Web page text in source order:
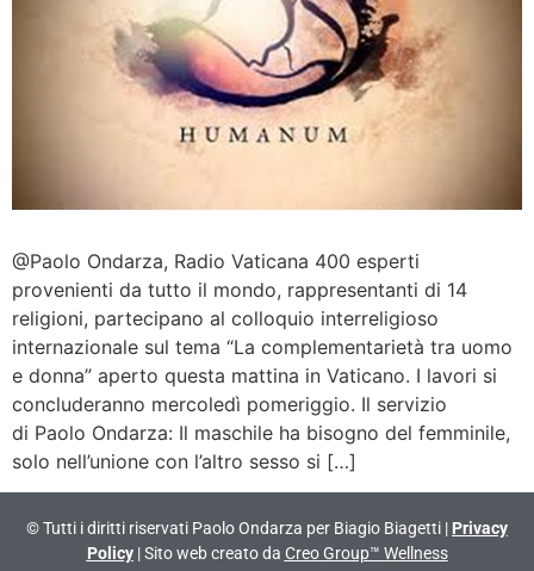
@Paolo Ondarza, Radio Vaticana 400 esperti
provenienti da tutto il mondo, rappresentanti di 14
religioni, partecipano al colloquio interreligioso
internazionale sul tema “La complementarietà tra uomo
e donna” aperto questa mattina in Vaticano. I lavori si
concluderanno mercoledì pomeriggio. Il servizio
di Paolo Ondarza: Il maschile ha bisogno del femminile,
solo nell’unione con l’altro sesso si […]
© Tutti i diritti riservati Paolo Ondarza per Biagio Biagetti | Privacy
Policy| Sito web creato da Creo Group™ Wellness